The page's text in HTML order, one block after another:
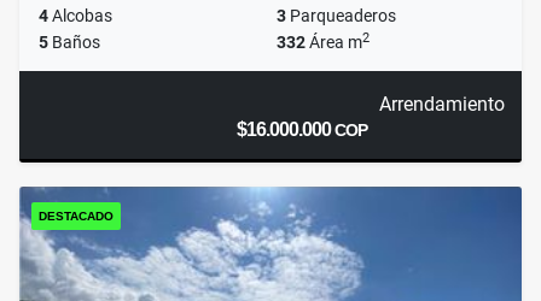
4Alcobas 3 Parqueaderos
5 Baños 332Área m2
Arrendamiento
$16.000.000COP
DESTACADO